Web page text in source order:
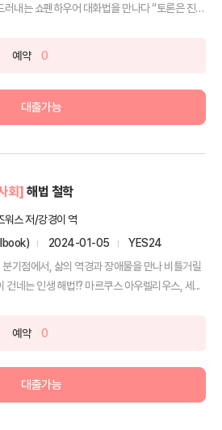
러내는 쇼펜하우어 대화법을 만나다 “토론은 진리
예약 0
대출가능
회] 해법 철학
워스 저/강경이 역
2024-01-05
YES24
분기점에서, 삶의 역경과 장애물을 만나 비틀거릴
건네는 인생 해법!? 마르쿠스 아우렐리우스, 세...
예약 0
대출가능